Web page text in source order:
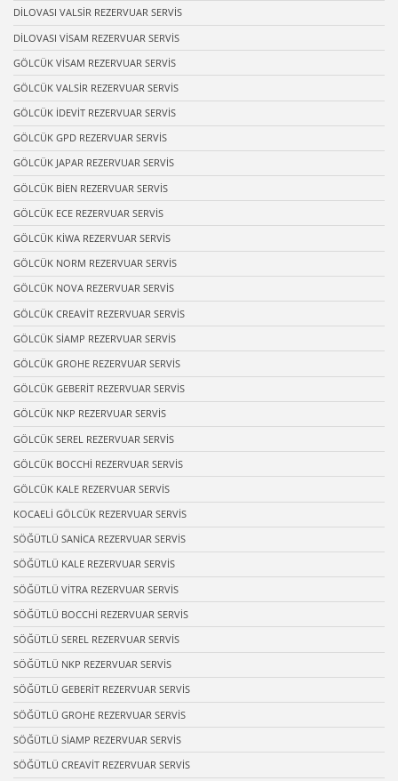
DİLOVASI VALSİR REZERVUAR SERVİS
DİLOVASI VİSAM REZERVUAR SERVİS
GÖLCÜK VİSAM REZERVUAR SERVİS
GÖLCÜK VALSİR REZERVUAR SERVİS
GÖLCÜK İDEVİT REZERVUAR SERVİS
GÖLCÜK GPD REZERVUAR SERVİS
GÖLCÜK JAPAR REZERVUAR SERVİS
GÖLCÜK BİEN REZERVUAR SERVİS
GÖLCÜK ECE REZERVUAR SERVİS
GÖLCÜK KİWA REZERVUAR SERVİS
GÖLCÜK NORM REZERVUAR SERVİS
GÖLCÜK NOVA REZERVUAR SERVİS
GÖLCÜK CREAVİT REZERVUAR SERVİS
GÖLCÜK SİAMP REZERVUAR SERVİS
GÖLCÜK GROHE REZERVUAR SERVİS
GÖLCÜK GEBERİT REZERVUAR SERVİS
GÖLCÜK NKP REZERVUAR SERVİS
GÖLCÜK SEREL REZERVUAR SERVİS
GÖLCÜK BOCCHİ REZERVUAR SERVİS
GÖLCÜK KALE REZERVUAR SERVİS
KOCAELİ GÖLCÜK REZERVUAR SERVİS
SÖĞÜTLÜ SANİCA REZERVUAR SERVİS
SÖĞÜTLÜ KALE REZERVUAR SERVİS
SÖĞÜTLÜ VİTRA REZERVUAR SERVİS
SÖĞÜTLÜ BOCCHİ REZERVUAR SERVİS
SÖĞÜTLÜ SEREL REZERVUAR SERVİS
SÖĞÜTLÜ NKP REZERVUAR SERVİS
SÖĞÜTLÜ GEBERİT REZERVUAR SERVİS
SÖĞÜTLÜ GROHE REZERVUAR SERVİS
SÖĞÜTLÜ SİAMP REZERVUAR SERVİS
SÖĞÜTLÜ CREAVİT REZERVUAR SERVİS